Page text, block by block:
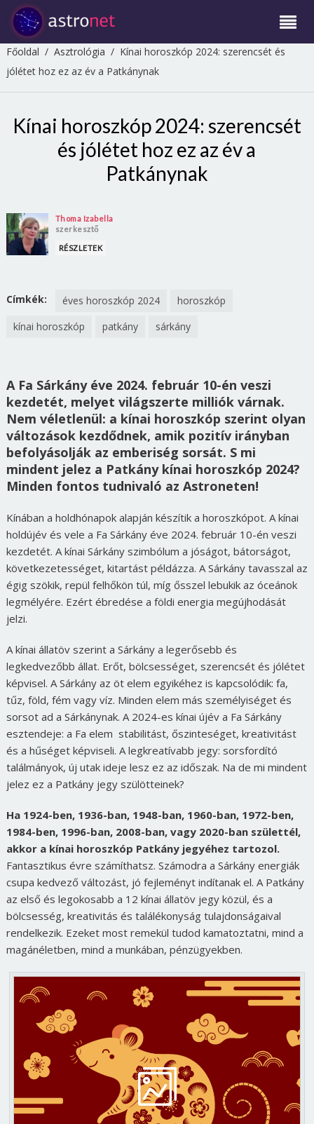
Főoldal / Asztrológia / Kínai horoszkóp 2024: szerencsét és
jólétet hoz ez az év a Patkánynak
Kínai horoszkóp 2024: szerencsét
és jólétet hoz ez az év a
Patkánynak
Thoma Izabella
szerkesztő
RÉSZLETEK
Címkék: éves horoszkóp 2024
horoszkóp
kínai horoszkóp
patkány sárkány
A Fa Sárkány éve 2024. február 10-én veszi
kezdetét, melyet világszerte milliók várnak.
Nem véletlenül: a kínai horoszkóp szerint olyan
változások kezdődnek, amik pozitív irányban
befolyásolják az emberiség sorsát. S mi
mindent jelez a Patkány kínai horoszkóp 2024?
Minden fontos tudnivaló az Astroneten!
Kínában a holdhónapok alapján készítik a horoszkópot. A kínai
holdújév és vele a Fa Sárkány éve 2024. február 10-én veszi
kezdetét. A kínai Sárkány szimbólum a jóságot, bátorságot,
következetességet, kitartást példázza. A Sárkány tavasszal az
égig szökik, repül felhőkön túl, míg ősszel lebukik az óceánok
legmélyére. Ezért ébredése a földi energia megújhodását
jelzi.
A kínai állatöv szerint a Sárkány a legerősebb és
legkedvezőbb állat. Erőt, bölcsességet, szerencsét és jólétet
képvisel. A Sárkány az öt elem egyikéhez is kapcsolódik: fa,
tűz, föld, fém vagy víz. Minden elem más személyiséget és
sorsot ad a Sárkánynak. A 2024-es kínai újév a Fa Sárkány
esztendeje: a Fa elem stabilitást, őszinteséget, kreativitást
és a hűséget képviseli. A legkreatívabb jegy: sorsfordító
találmányok, új utak ideje lesz ez az időszak. Na de mi mindent
jelez ez a Patkány jegy szülötteinek?
Ha 1924-ben, 1936-ban, 1948-ban, 1960-ban, 1972-ben,
1984-ben, 1996-ban, 2008-ban, vagy 2020-ban születtél,
akkor a kínai horoszkóp Patkány jegyéhez tartozol.
Fantasztikus évre számíthatsz. Számodra a Sárkány energiák
csupa kedvező változást, jó fejleményt indítanak el. A Patkány
az első és legokosabb a 12 kínai állatöv jegy közül, és a
bölcsesség, kreativitás és találékonyság tulajdonságaival
rendelkezik. Ezeket most remekül tudod kamatoztatni, mind a
magánéletben, mind a munkában, pénzügyekben.